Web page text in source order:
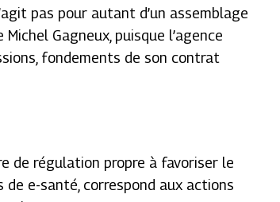
pas pour autant d’un assemblage
Gagneux, puisque l’agence
fondements de son contrat
de régulation propre à favoriser le
e-santé, correspond aux actions